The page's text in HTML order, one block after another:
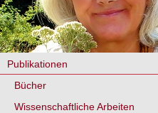
Publikationen
Bücher
Wissenschaftliche Arbeiten